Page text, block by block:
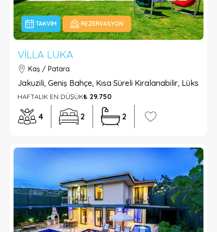
TAKVIM REZERVASYON
VILLA LUKA
Kaş / Patara
Jakuzili, Geniş Bahçe, Kısa Süreli Kiralanabilir, Lüks
HAFTALIK EN DÜŞÜK₺ 29.750
4 2 2